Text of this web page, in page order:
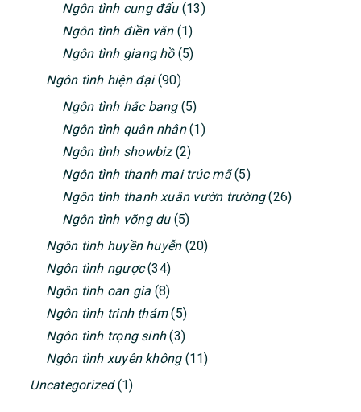
Ngôn tình cung đấu(13)
Ngôn tình điền văn(1)
Ngôn tình giang hồ(5)
Ngôn tình hiện đại(90)
Ngôn tình hắc bang(5)
Ngôn tình quân nhân(1)
Ngôn tình showbiz(2)
Ngôn tình thanh mai trúc mã(5)
Ngôn tình thanh xuân vườn trường(26)
Ngôn tình võng du(5)
Ngôn tình huyền huyễn(20)
Ngôn tình ngược(34)
Ngôn tình oan gia (8)
Ngôn tình trinh thám(5)
Ngôn tình trọng sinh(3)
Ngôn tình xuyên không(11)
Uncategorized(1)